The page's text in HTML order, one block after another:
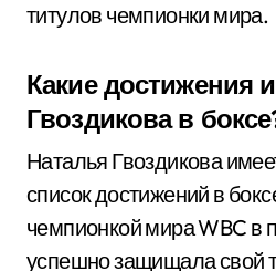
титулов чемпионки мира.
Какие достижения
Гвоздикова в
Наталья Гвоздикова
список достижений в
чемпионкой мира WBC в
успешно защищала свой